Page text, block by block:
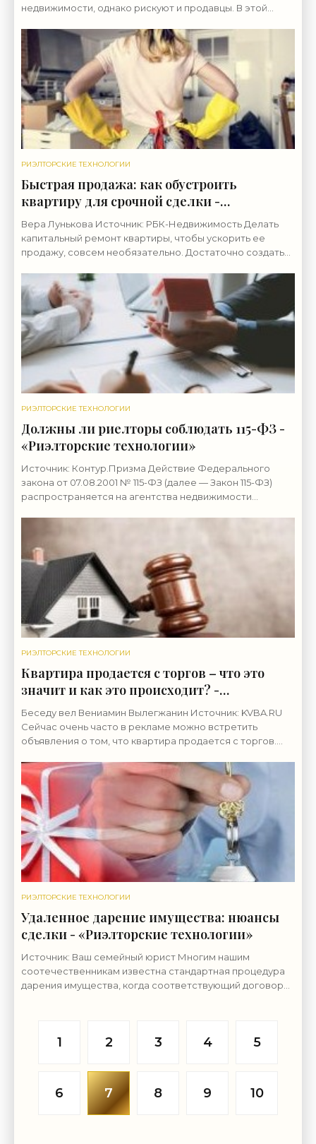
недвижимости, однако рискуют и продавцы. В этой
подводных
РИЭЛТОРСКИЕ ТЕХНОЛОГИИ
Быстрая продажа: как обустроить
квартиру для срочной сделки -
«Риэлторские технологии»
Вера Лунькова Источник: РБК-Недвижимость Делать
капитальный ремонт квартиры, чтобы ускорить ее
продажу, совсем необязательно. Достаточно создать
РИЭЛТОРСКИЕ ТЕХНОЛОГИИ
Должны ли риелторы соблюдать 115-ФЗ -
«Риэлторские технологии»
Источник: Контур.Призма Действие Федерального
закона от 07.08.2001 № 115-ФЗ (далее — Закон 115-ФЗ)
распространяется на агентства недвижимости
РИЭЛТОРСКИЕ ТЕХНОЛОГИИ
Квартира продается с торгов – что это
значит и как это происходит? -
«Риэлторские технологии»
Беседу вел Вениамин Вылегжанин Источник: KVBA.RU
Сейчас очень часто в рекламе можно встретить
объявления о том, что квартира продается с торгов.
РИЭЛТОРСКИЕ ТЕХНОЛОГИИ
Удаленное дарение имущества: нюансы
сделки - «Риэлторские технологии»
Источник: Ваш семейный юрист Многим нашим
соотечественникам известна стандартная процедура
дарения имущества, когда соответствующий договор
1 2 3 4 5
6 7 8 9 10